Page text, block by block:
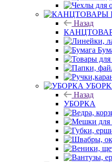
Назад
Назад
УБОРКА